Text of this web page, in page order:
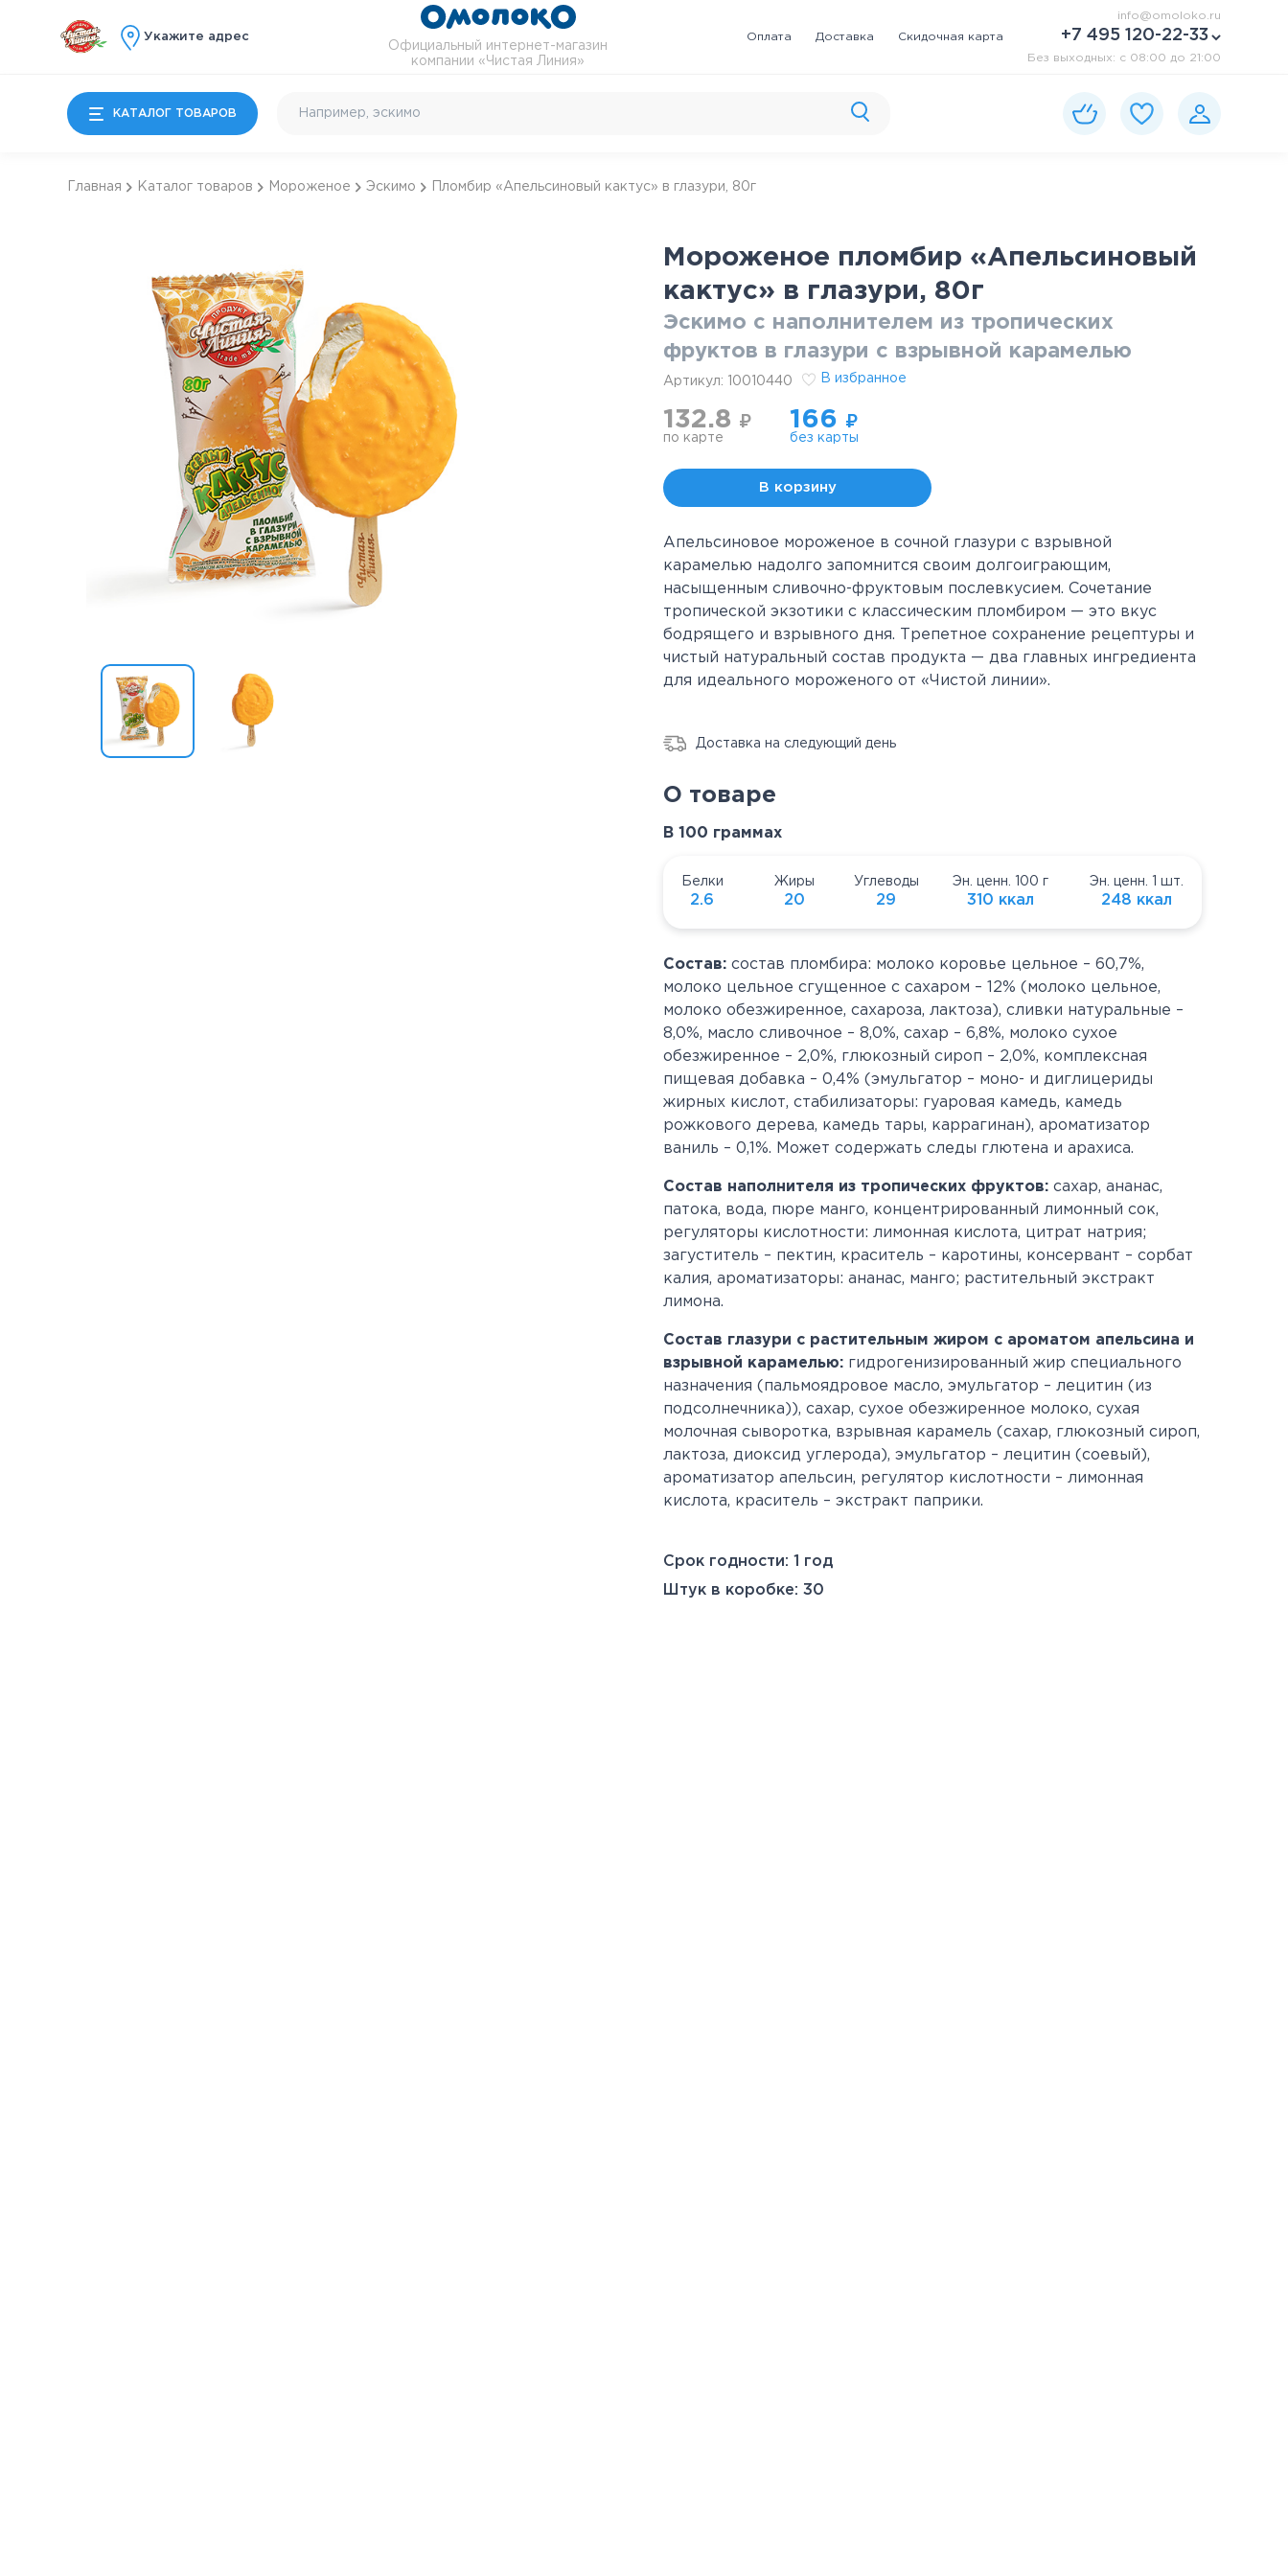
Укажите адрес
Официальный интернет-магазин
компании «Чистая Линия»
Оплата Доставка Скидочная карта
info@omoloko.ru
+7 495 120-22-33
Без выходных: c 08:00 до 21:00
КАТАЛОГ ТОВАРОВ
Мороженое
Особые десерты
Почти готово
Коктейльное и
Шоколад и сладости
Лакомства для питомцев
Карты и сертификаты
Главная Каталог товаров Мороженое Эскимо Пломбир «Апельсиновый кактус» в глазури, 80г
Мороженое пломбир «Апельсиновый
кактус» в глазури, 80г
Эскимо с наполнителем из тропических
фруктов в глазури с взрывной карамелью
Артикул: 10010440 В избранное
132.8 ₽
по карте
166 ₽
без карты
В корзину
Апельсиновое мороженое в сочной глазури с взрывной
карамелью надолго запомнится своим долгоиграющим,
насыщенным сливочно-фруктовым послевкусием. Сочетание
тропической экзотики с классическим пломбиром — это вкус
бодрящего и взрывного дня. Трепетное сохранение рецептуры и
чистый натуральный состав продукта — два главных ингредиента
для идеального мороженого от «Чистой линии».
Доставка на следующий день
О товаре
В 100 граммах
Белки
2.6
Жиры
20
Углеводы
29
Эн. ценн. 100 г
310 ккал
Эн. ценн. 1 шт.
248 ккал
Состав: состав пломбира: молоко коровье цельное – 60,7%,
молоко цельное сгущенное с сахаром – 12% (молоко цельное,
молоко обезжиренное, сахароза, лактоза), сливки натуральные –
8,0%, масло сливочное – 8,0%, сахар – 6,8%, молоко сухое
обезжиренное – 2,0%, глюкозный сироп – 2,0%, комплексная
пищевая добавка – 0,4% (эмульгатор – моно- и диглицериды
жирных кислот, стабилизаторы: гуаровая камедь, камедь
рожкового дерева, камедь тары, каррагинан), ароматизатор
ваниль – 0,1%. Может содержать следы глютена и арахиса.
Состав наполнителя из тропических фруктов: сахар, ананас,
патока, вода, пюре манго, концентрированный лимонный сок,
регуляторы кислотности: лимонная кислота, цитрат натрия;
загуститель – пектин, краситель – каротины, консервант – сорбат
калия, ароматизаторы: ананас, манго; растительный экстракт
лимона.
Состав глазури с растительным жиром с ароматом апельсина и
взрывной карамелью: гидрогенизированный жир специального
назначения (пальмоядровое масло, эмульгатор – лецитин (из
подсолнечника)), сахар, сухое обезжиренное молоко, сухая
молочная сыворотка, взрывная карамель (сахар, глюкозный сироп,
лактоза, диоксид углерода), эмульгатор – лецитин (соевый),
ароматизатор апельсин, регулятор кислотности – лимонная
кислота, краситель – экстракт паприки.
Срок годности: 1 год
Штук в коробке: 30